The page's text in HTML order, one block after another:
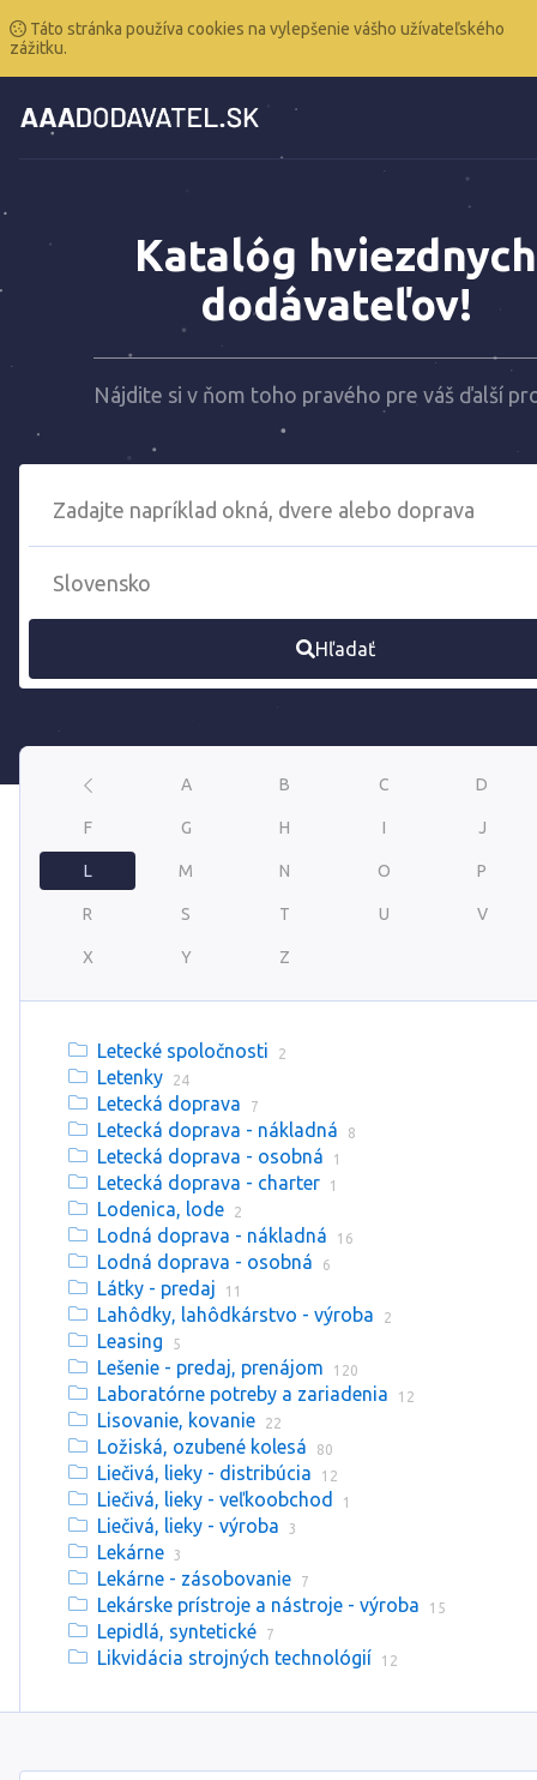
Táto stránka používa cookies na vylepšenie vášho užívateľského
zážitku.
Katalóg hviezdnych
dodávateľov!
Nájdite si v ňom toho pravého pre váš ďalší
Hľadať
A B C D
F G H I J
L M N O P
R S T U V
X Y Z
Letecké spoločnosti 2
Letenky 24
Letecká doprava 7
Letecká doprava - nákladná 8
Letecká doprava - osobná 1
Letecká doprava - charter 1
Lodenica, lode 2
Lodná doprava - nákladná 16
Lodná doprava - osobná 6
Látky - predaj 11
Lahôdky, lahôdkárstvo - výroba 2
Leasing 5
Lešenie - predaj, prenájom 120
Laboratórne potreby a zariadenia 12
Lisovanie, kovanie 22
Ložiská, ozubené kolesá 80
Liečivá, lieky - distribúcia 12
Liečivá, lieky - veľkoobchod 1
Liečivá, lieky - výroba 3
Lekárne 3
Lekárne - zásobovanie 7
Lekárske prístroje a nástroje - výroba 15
Lepidlá, syntetické 7
Likvidácia strojných technológií 12